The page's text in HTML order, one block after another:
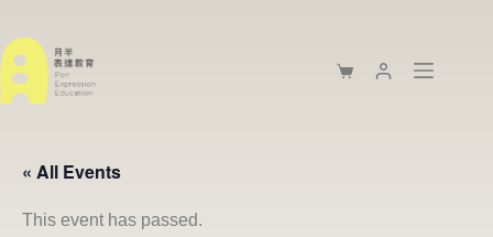
« All Events
This event has passed.